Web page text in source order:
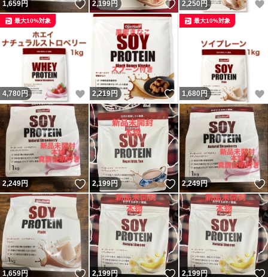
1,659円 いいね！
2,199円 いいね！
2,250 円
4,780 円 いいね！
最大10%対象
2,219円 いいね！
1,680 円
最大10%対象
2,249円 いいね！
2,199円 いいね！
2,249円
1,659円 いいね！
2,199円 いいね！
2,199円